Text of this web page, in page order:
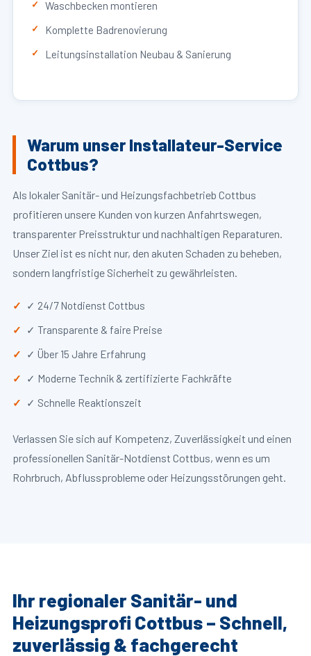
Waschbecken montieren
Komplette Badrenovierung
Leitungsinstallation Neubau & Sanierung
Warum unser Installateur-Service
Cottbus?
Als lokaler Sanitär- und Heizungsfachbetrieb Cottbus
profitieren unsere Kunden von kurzen Anfahrtswegen,
transparenter Preisstruktur und nachhaltigen Reparaturen.
Unser Ziel ist es nicht nur, den akuten Schaden zu beheben,
sondern langfristige Sicherheit zu gewährleisten.
✓ 24/7 Notdienst Cottbus
✓ Transparente & faire Preise
✓ Über 15 Jahre Erfahrung
✓ Moderne Technik & zertifizierte Fachkräfte
✓ Schnelle Reaktionszeit
Verlassen Sie sich auf Kompetenz, Zuverlässigkeit und einen
professionellen Sanitär-Notdienst Cottbus, wenn es um
Rohrbruch, Abflussprobleme oder Heizungsstörungen geht.
Ihr regionaler Sanitär- und
Heizungsprofi Cottbus – Schnell,
zuverlässig & fachgerecht